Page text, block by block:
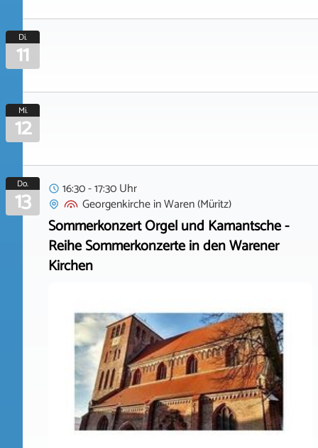
Di.
11
Mi.
12
Do.
13
16:30 - 17:30 Uhr
GeorgenkircheinWaren (Müritz)
Sommerkonzert Orgel und Kamantsche -
Reihe Sommerkonzerte in den Warener
Kirchen